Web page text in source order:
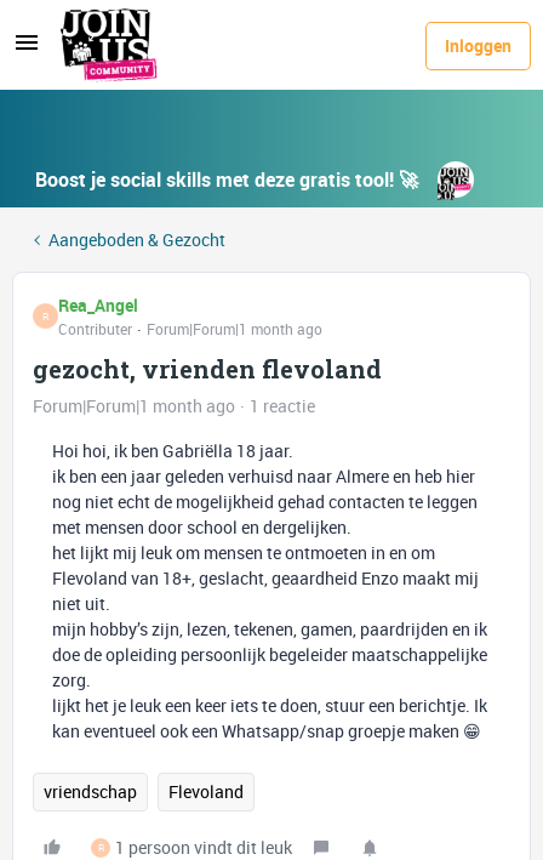
Inloggen
Boost je social skills met deze gratis tool! 🚀
Aangeboden & Gezocht
R Rea_Angel
Contributer Forum|Forum|1 month ago
gezocht, vrienden flevoland
Forum|Forum|1 month ago
1 reactie
Hoi hoi, ik ben Gabriëlla 18 jaar.
ik ben een jaar geleden verhuisd naar Almere en heb hier
nog niet echt de mogelijkheid gehad contacten te leggen
met mensen door school en dergelijken.
het lijkt mij leuk om mensen te ontmoeten in en om
Flevoland van 18+, geslacht, geaardheid Enzo maakt mij
niet uit.
mijn hobby’s zijn, lezen, tekenen, gamen, paardrijden en ik
doe de opleiding persoonlijk begeleider maatschappelijke
zorg.
lijkt het je leuk een keer iets te doen, stuur een berichtje. Ik
kan eventueel ook een Whatsapp/snap groepje maken 😁
vriendschap Flevoland
R 1 persoon vindt dit leuk